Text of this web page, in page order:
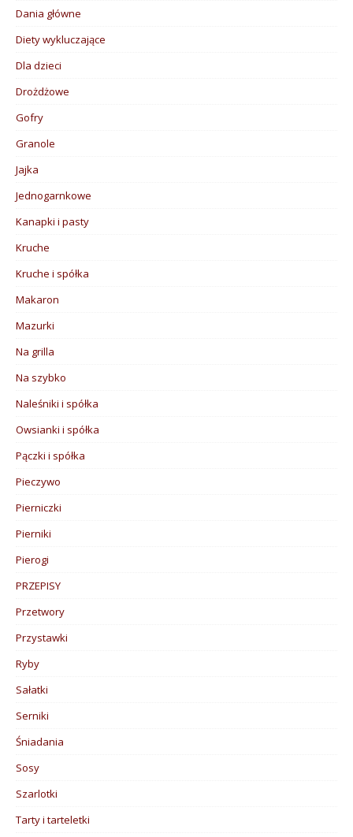
Dania główne
Diety wykluczające
Dla dzieci
Drożdżowe
Gofry
Granole
Jajka
Jednogarnkowe
Kanapki i pasty
Kruche
Kruche i spółka
Makaron
Mazurki
Na grilla
Na szybko
Naleśniki i spółka
Owsianki i spółka
Pączki i spółka
Pieczywo
Pierniczki
Pierniki
Pierogi
PRZEPISY
Przetwory
Przystawki
Ryby
Sałatki
Serniki
Śniadania
Sosy
Szarlotki
Tarty i tarteletki